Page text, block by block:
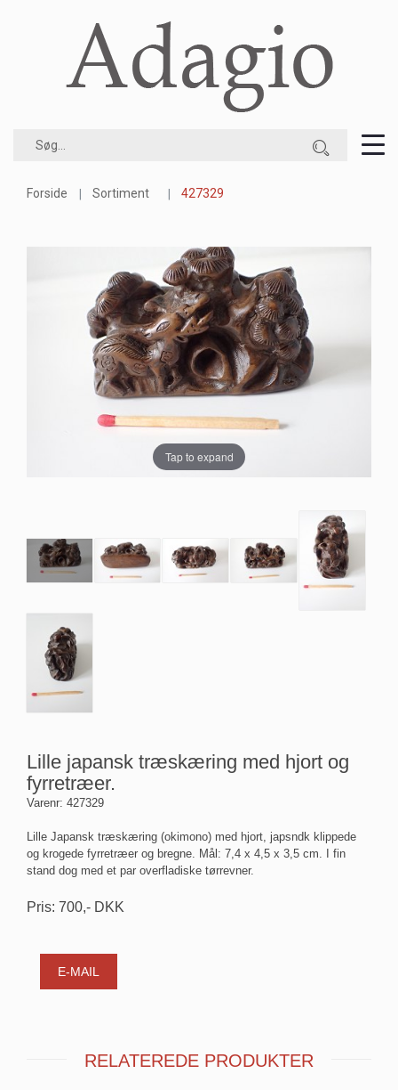
Forside Sortiment 427329
Tap to expand
Lille japansk træskæring med hjort og
fyrretræer.
Varenr: 427329
Lille Japansk træskæring (okimono) med hjort, japsndk klippede
og krogede fyrretræer og bregne. Mål: 7,4 x 4,5 x 3,5 cm. I fin
stand dog med et par overfladiske tørrevner.
Pris: 700,- DKK
E-MAIL
RELATEREDE PRODUKTER